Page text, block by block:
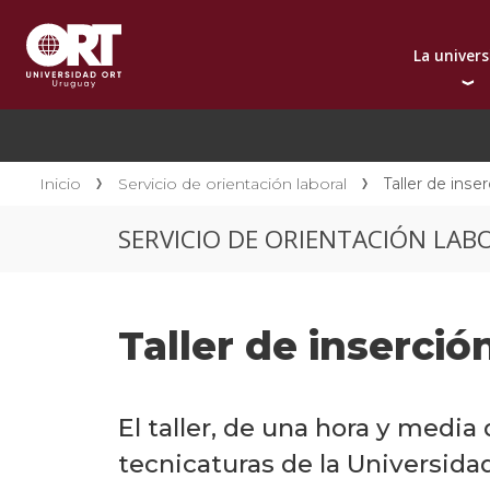
La
Presentación
Reconocimientos
Rectorado
Contacto
Inicio Servicio de orientación laboral Taller de
SERVICIO DE ORIENTACIÓN
Taller de
El taller, de una hora y
tecnicaturas de la